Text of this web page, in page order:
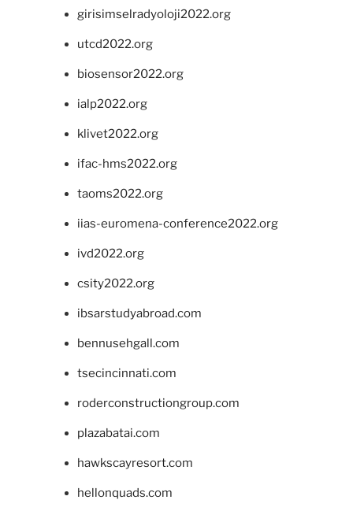
girisimselradyoloji2022.org
utcd2022.org
biosensor2022.org
ialp2022.org
klivet2022.org
ifac-hms2022.org
taoms2022.org
iias-euromena-conference2022.org
ivd2022.org
csity2022.org
ibsarstudyabroad.com
bennusehgall.com
tsecincinnati.com
roderconstructiongroup.com
plazabatai.com
hawkscayresort.com
hellonquads.com